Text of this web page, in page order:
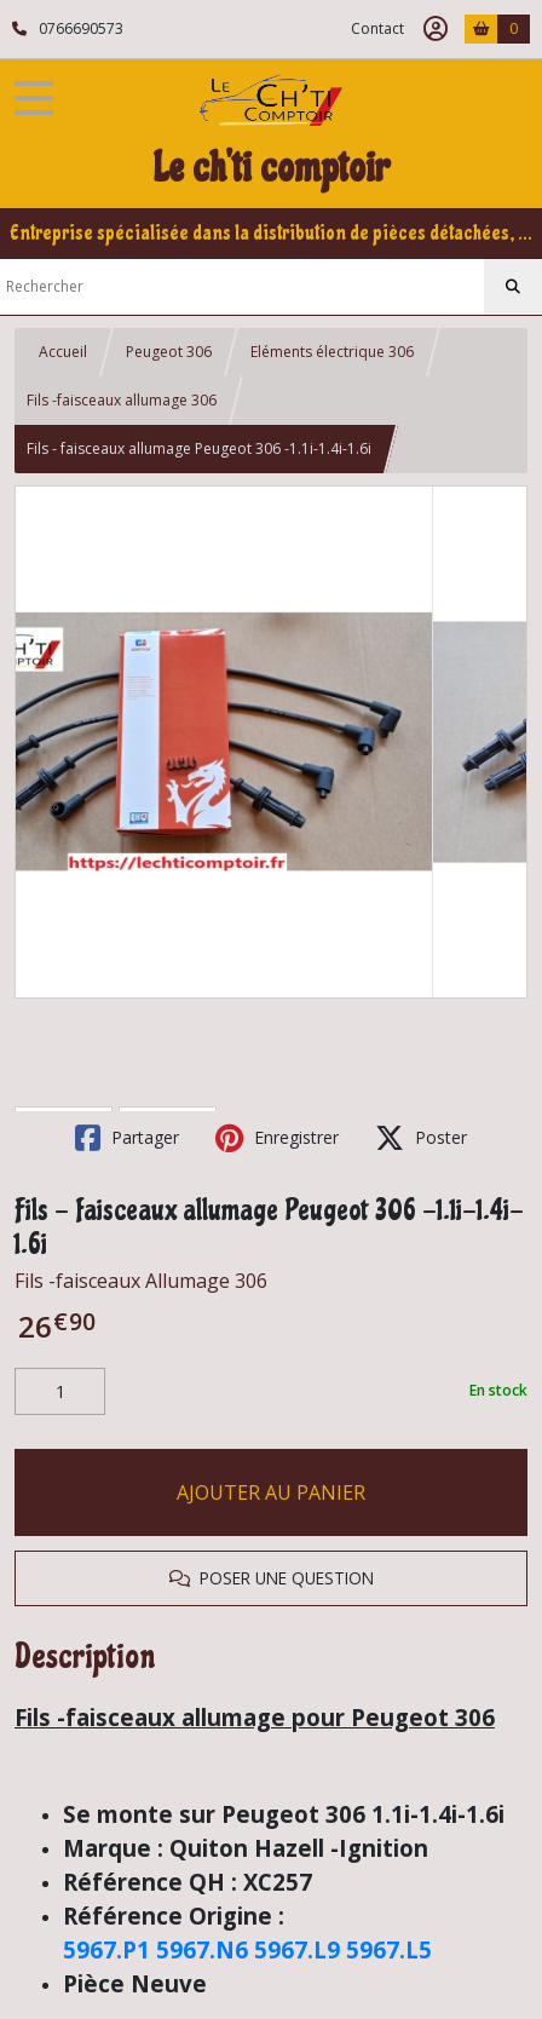
0766690573 Contact 0
Le ch'ti comptoir
Entreprise spécialisée dans la distribution de pièces détachées, refabrication pour voitures Yountimers Peugeot 205 GTI, 309 GTI - GTI16
Accueil Peugeot 306 Eléments électrique 306
Fils -faisceaux allumage 306
Fils - faisceaux allumage Peugeot 306 -1.1i-1.4i-1.6i
Partager Enregistrer Poster
Fils - faisceaux allumage Peugeot 306 -1.1i-1.4i-
1.6i
Fils -faisceaux Allumage 306
26€90
En stock
AJOUTER AU PANIER
POSER UNE QUESTION
Description
Fils -faisceaux allumage pour Peugeot 306
Se monte sur Peugeot 306 1.1i-1.4i-1.6i
Marque : Quiton Hazell -Ignition
Référence QH : XC257
Référence Origine :
5967.P1 5967.N6 5967.L9 5967.L5
Pièce Neuve